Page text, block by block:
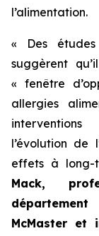
l’alimentation.
« Des études
suggèrent
« fenêtre
allergies
l’évolution de
effets à long-
Mack,
McMaster et